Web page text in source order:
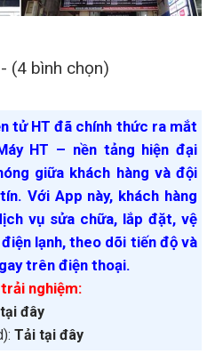
(4 bình chọn)
tử HT đã chính thức ra mắt
HT – nền tảng hiện đại
giữa khách hàng và đội
Với App này, khách hàng
vụ sửa chữa, lắp đặt, vệ
lạnh, theo dõi tiến độ và
trên điện thoại.
nghiệm:
đây
Tải tại đây